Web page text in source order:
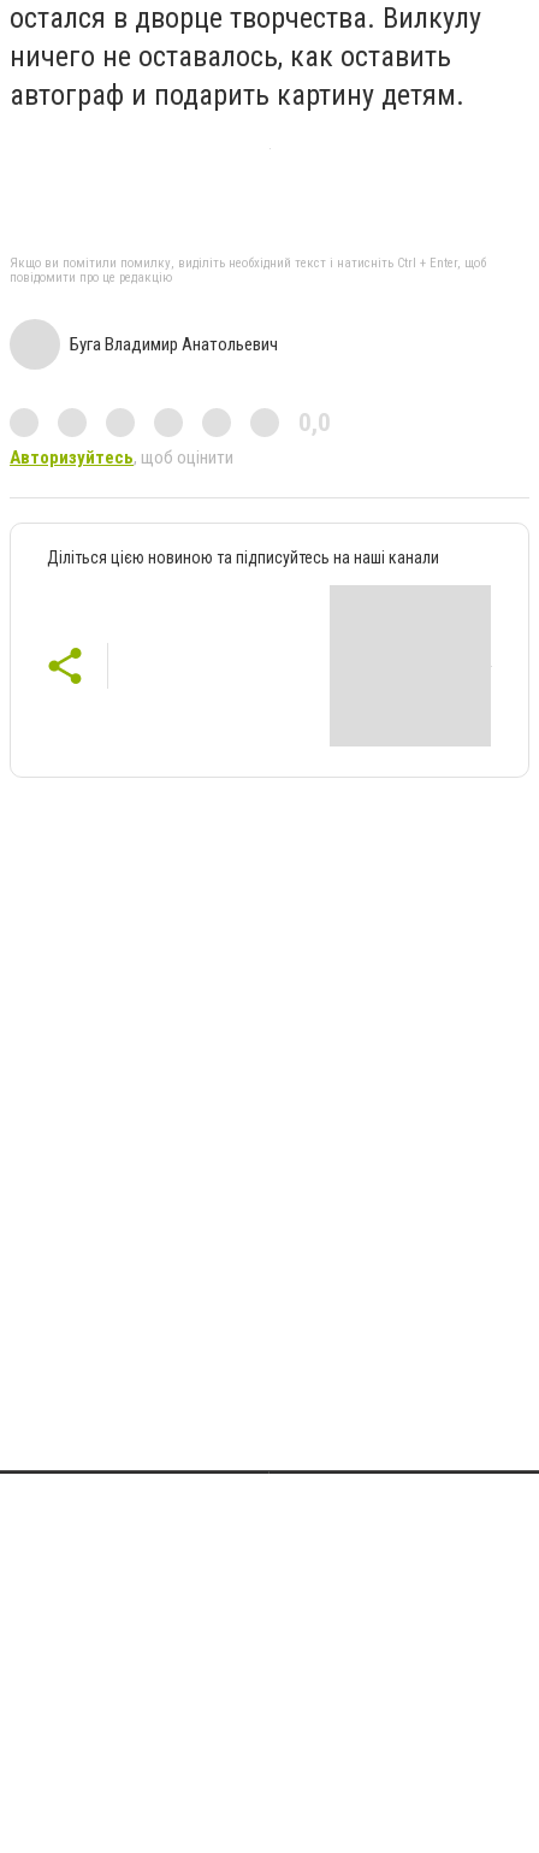
остался в дворце творчества. Вилкулу
ничего не оставалось, как оставить
автограф и подарить картину детям.
Якщо ви помітили помилку, виділіть необхідний текст і натисніть Ctrl + Enter, щоб
повідомити про це редакцію
Буга Владимир Анатольевич
0,0
Авторизуйтесь, щоб оцінити
Діліться цією новиною та підписуйтесь на наші канали